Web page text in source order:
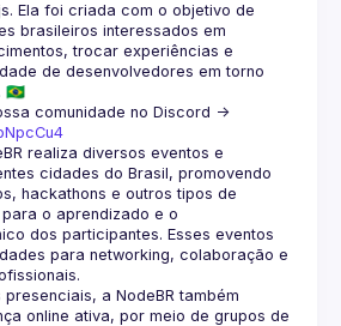
Ela foi criada com o objetivo de
brasileiros interessados em
trocar experiências e
de desenvolvedores em torno
comunidade no Discord ->
realiza diversos eventos e
cidades do Brasil, promovendo
hackathons e outros tipos de
o aprendizado e o
dos participantes. Esses eventos
para networking, colaboração e
a NodeBR também
online ativa, por meio de grupos de